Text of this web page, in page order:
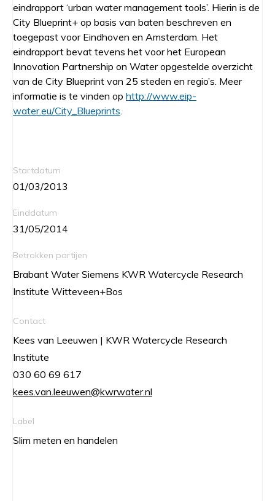
eindrapport ‘urban water management tools’. Hierin is de
City Blueprint+ op basis van baten beschreven en
toegepast voor Eindhoven en Amsterdam. Het
eindrapport bevat tevens het voor het European
Innovation Partnership on Water opgestelde overzicht
van de City Blueprint van 25 steden en regio’s. Meer
informatie is te vinden op http://www.eip-
water.eu/City_Blueprints
Startdatum
01/03/2013
Einddatum
31/05/2014
Betrokken partijen
Brabant Water Siemens KWR Watercycle Research
Institute Witteveen+Bos
Contact
Kees van Leeuwen | KWR Watercycle Research
Institute
030 60 69 617
kees.van.leeuwen@kwrwater.nl
Label
Slim meten en handelen